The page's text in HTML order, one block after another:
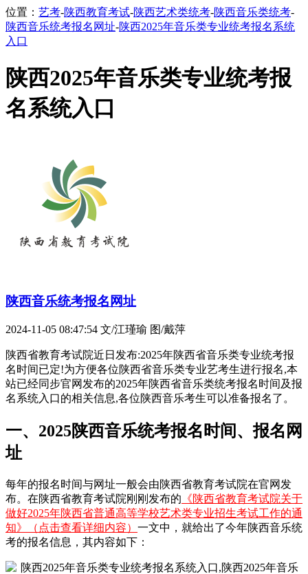
位置： 艺考-陕西教育考试-陕西艺术类统考-陕西音乐类统考-
陕西音乐统考报名网址-陕西2025年音乐类专业统考报名系统
入口
陕西2025年音乐类专业统考报
名系统入口
陕西音乐统考报名网址
2024-11-05 08:47:54 文/江瑾瑜 图/戴萍
陕西省教育考试院近日发布:2025年陕西省音乐类专业统考报
名时间已定!为方便各位陕西省音乐类专业艺考生进行报名,本
站已经同步官网发布的2025年陕西省音乐类统考报名时间及报
名系统入口的相关信息,各位陕西音乐考生可以准备报名了。
一、2025陕西音乐统考报名时间、报名网
址
每年的报名时间与网址一般会由陕西省教育考试院在官网发
布。在陕西省教育考试院刚刚发布的 《陕西省教育考试院关于
做好2025年陕西省普通高等学校艺术类专业招生考试工作的通
知》（点击查看详细内容） 一文中，就给出了今年陕西音乐统
考的报名信息，其内容如下：